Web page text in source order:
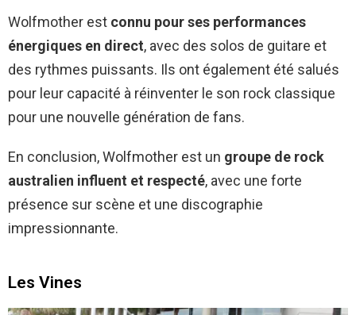
Wolfmother est connu pour ses performances
énergiques en direct, avec des solos de guitare et
des rythmes puissants. Ils ont également été salués
pour leur capacité à réinventer le son rock classique
pour une nouvelle génération de fans.
En conclusion, Wolfmother est un groupe de rock
australien influent et respecté, avec une forte
présence sur scène et une discographie
impressionnante.
Les Vines